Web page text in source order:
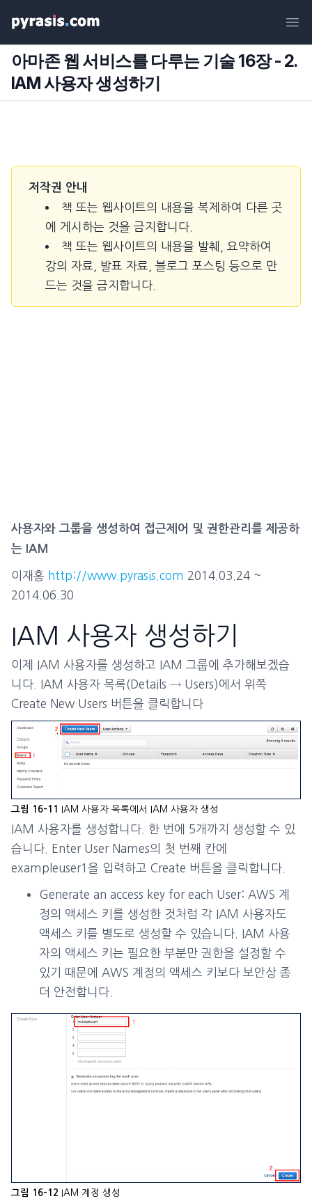
아마존 웹 서비스를 다루는 기술 16장 - 2.
IAM 사용자 생성하기
저작권 안내
책 또는 웹사이트의 내용을 복제하여 다른 곳
에 게시하는 것을 금지합니다.
책 또는 웹사이트의 내용을 발췌, 요약하여
강의 자료, 발표 자료, 블로그 포스팅 등으로 만
드는 것을 금지합니다.
사용자와 그룹을 생성하여 접근제어 및 권한관리를 제공하
는 IAM
이재홍 http://www.pyrasis.com 2014.03.24 ~
2014.06.30
IAM 사용자 생성하기
이제 IAM 사용자를 생성하고 IAM 그룹에 추가해보겠습
니다. IAM 사용자 목록(Details → Users)에서 위쪽
Create New Users 버튼을 클릭합니다
그림 16-11 IAM 사용자 목록에서 IAM 사용자 생성
IAM 사용자를 생성합니다. 한 번에 5개까지 생성할 수 있
습니다. Enter User Names의 첫 번째 칸에
exampleuser1을 입력하고 Create 버튼을 클릭합니다.
Generate an access key for each User: AWS 계
정의 액세스 키를 생성한 것처럼 각 IAM 사용자도
액세스 키를 별도로 생성할 수 있습니다. IAM 사용
자의 액세스 키는 필요한 부분만 권한을 설정할 수
있기 때문에 AWS 계정의 액세스 키보다 보안상 좀
더 안전합니다.
그림 16-12 IAM 계정 생성